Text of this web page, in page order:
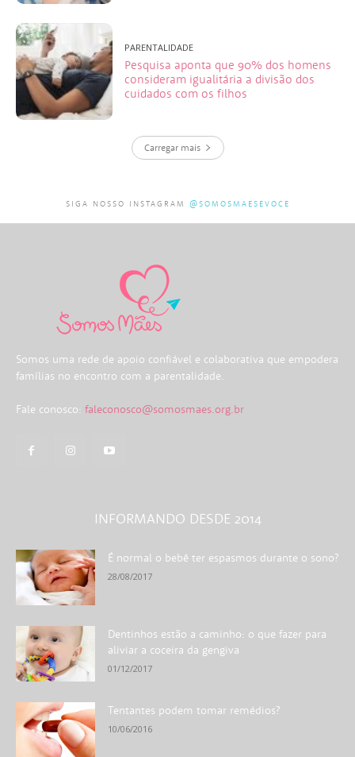
PARENTALIDADE
Pesquisa aponta que 90% dos homens
consideram igualitária a divisão dos
cuidados com os filhos
Carregar mais
SIGA NOSSO INSTAGRAM @SOMOSMAESEVOCE
Somos uma rede de apoio confiável e colaborativa que empodera
famílias no encontro com a parentalidade.
Fale conosco: faleconosco@somosmaes.org.br
INFORMANDO DESDE 2014
É normal o bebê ter espasmos durante o sono?
28/08/2017
Dentinhos estão a caminho: o que fazer para
aliviar a coceira da gengiva
01/12/2017
Tentantes podem tomar remédios?
10/06/2016